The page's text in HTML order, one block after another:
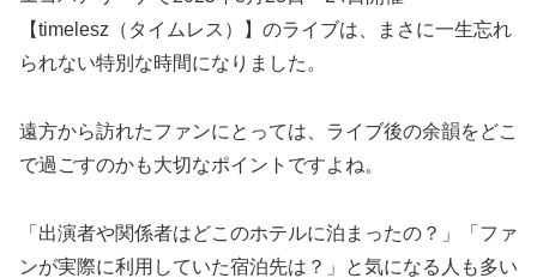
【timelesz（タイムレス）】のライブは、まさに一生忘れ
られない特別な時間になりました。
遠方から訪れたファンにとっては、ライブ後の余韻をどこ
で過ごすのかも大切なポイントですよね。
「出演者や関係者はどこのホテルに泊まったの？」「ファ
ンが実際に利用していた宿泊先は？」と気になる人も多い